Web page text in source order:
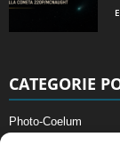
CATEGORIE
Photo-Coelum